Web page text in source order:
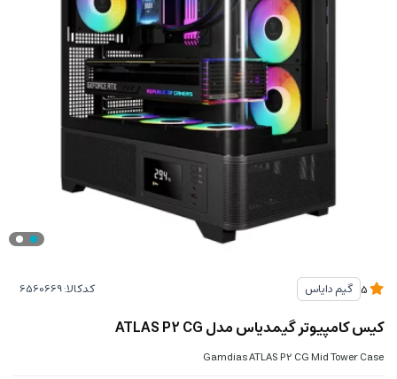
گیم دایاس کدکالا:
کیس کامپیوتر گیمدیاس مدل ATLAS P2 CG
Gamdias ATLAS P2 CG Mid Tower Case